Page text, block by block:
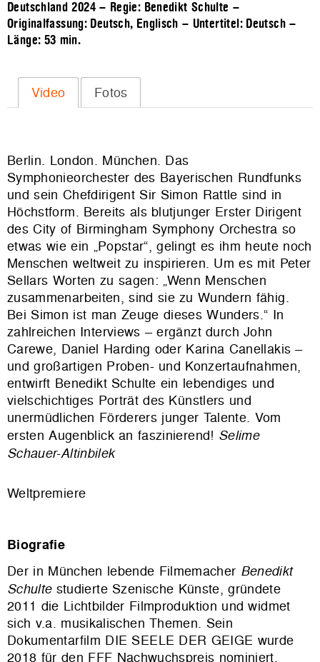
Deutschland 2024 – Regie: Benedikt Schulte –
Originalfassung: Deutsch, Englisch – Untertitel: Deutsch –
Länge: 53 min.
Video Fotos
Berlin. London. München. Das
Symphonieorchester des Bayerischen Rundfunks
und sein Chefdirigent Sir Simon Rattle sind in
Höchstform. Bereits als blutjunger Erster Dirigent
des City of Birmingham Symphony Orchestra so
etwas wie ein „Popstar“, gelingt es ihm heute noch
Menschen weltweit zu inspirieren. Um es mit Peter
Sellars Worten zu sagen: „Wenn Menschen
zusammenarbeiten, sind sie zu Wundern fähig.
Bei Simon ist man Zeuge dieses Wunders.“ In
zahlreichen Interviews – ergänzt durch John
Carewe, Daniel Harding oder Karina Canellakis –
und großartigen Proben- und Konzertaufnahmen,
entwirft Benedikt Schulte ein lebendiges und
vielschichtiges Porträt des Künstlers und
unermüdlichen Förderers junger Talente. Vom
ersten Augenblick an faszinierend! Selime
Schauer-Altinbilek
Weltpremiere
Biografie
Der in München lebende Filmemacher Benedikt
Schultestudierte Szenische Künste, gründete
2011 die Lichtbilder Filmproduktion und widmet
sich v.a. musikalischen Themen. Sein
Dokumentarfilm DIE SEELE DER GEIGE wurde
2018 für den FFF Nachwuchspreis nominiert.